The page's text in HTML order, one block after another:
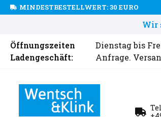
MINDESTBESTELLWERT: 30 EURO
Wir
Öffnungszeiten
Ladengeschäft:
Dienstag bis
Anfrage.